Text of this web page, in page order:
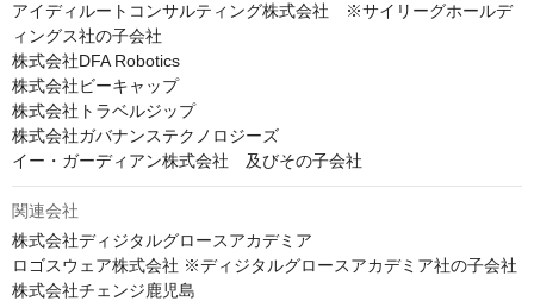
アイディルートコンサルティング株式会社　※サイリーグホールデ
ィングス社の子会社
株式会社DFA Robotics
株式会社ビーキャップ
株式会社トラベルジップ
株式会社ガバナンステクノロジーズ
イー・ガーディアン株式会社　及びその子会社
関連会社
株式会社ディジタルグロースアカデミア
ロゴスウェア株式会社 ※ディジタルグロースアカデミア社の子会社
株式会社チェンジ鹿児島